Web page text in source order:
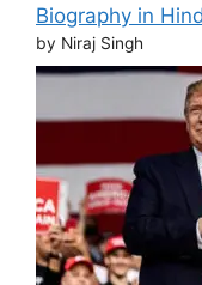
Biography in
by Niraj Singh